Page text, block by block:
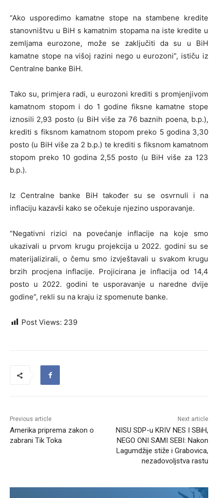
“Ako usporedimo kamatne stope na stambene kredite
stanovništvu u BiH s kamatnim stopama na iste kredite u
zemljama eurozone, može se zaključiti da su u BiH
kamatne stope na višoj razini nego u eurozoni”, ističu iz
Centralne banke BiH.
Tako su, primjera radi, u eurozoni krediti s promjenjivom
kamatnom stopom i do 1 godine fiksne kamatne stope
iznosili 2,93 posto (u BiH više za 76 baznih poena, b.p.),
krediti s fiksnom kamatnom stopom preko 5 godina 3,30
posto (u BiH više za 2 b.p.) te krediti s fiksnom kamatnom
stopom preko 10 godina 2,55 posto (u BiH više za 123
b.p.).
Iz Centralne banke BiH također su se osvrnuli i na
inflaciju kazavši kako se očekuje njezino usporavanje.
“Negativni rizici na povećanje inflacije na koje smo
ukazivali u prvom krugu projekcija u 2022. godini su se
materijalizirali, o čemu smo izvještavali u svakom krugu
brzih procjena inflacije. Projicirana je inflacija od 14,4
posto u 2022. godini te usporavanje u naredne dvije
godine”, rekli su na kraju iz spomenute banke.
Post Views: 239
Previous article
Amerika priprema zakon o
zabrani Tik Toka
Next article
NISU SDP-u KRIV NES I SBiH,
NEGO ONI SAMI SEBI: Nakon
Lagumdžije stiže i Grabovica,
nezadovoljstva rastu